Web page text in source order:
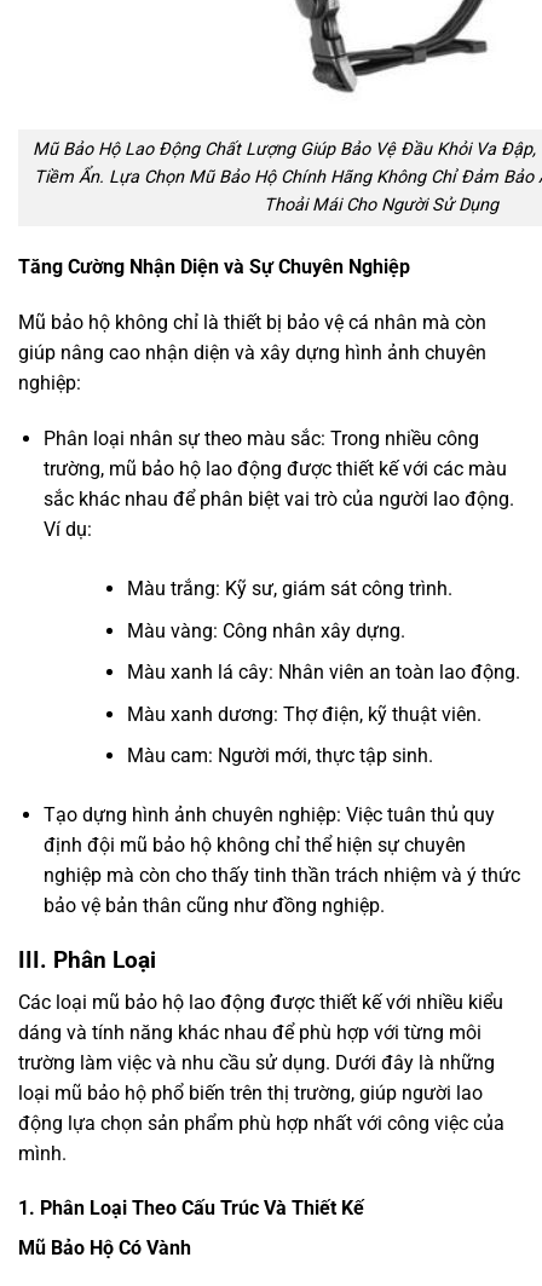
Mũ Bảo Hộ Lao Động Chất Lượng Giúp Bảo Vệ Đầu Khỏi Va Đập,
Tiềm Ẩn. Lựa Chọn Mũ Bảo Hộ Chính Hãng Không Chỉ Đảm Bảo
Thoải Mái Cho Người Sử Dụng
Tăng Cường Nhận Diện và Sự Chuyên Nghiệp
Mũ bảo hộ không chỉ là thiết bị bảo vệ cá nhân mà còn
giúp nâng cao nhận diện và xây dựng hình ảnh chuyên
nghiệp:
Phân loại nhân sự theo màu sắc: Trong nhiều công
trường, mũ bảo hộ lao động được thiết kế với các màu
sắc khác nhau để phân biệt vai trò của người lao động.
Ví dụ:
Màu trắng: Kỹ sư, giám sát công trình.
Màu vàng: Công nhân xây dựng.
Màu xanh lá cây: Nhân viên an toàn lao động.
Màu xanh dương: Thợ điện, kỹ thuật viên.
Màu cam: Người mới, thực tập sinh.
Tạo dựng hình ảnh chuyên nghiệp: Việc tuân thủ quy
định đội mũ bảo hộ không chỉ thể hiện sự chuyên
nghiệp mà còn cho thấy tinh thần trách nhiệm và ý thức
bảo vệ bản thân cũng như đồng nghiệp.
III. Phân Loại
Các loại mũ bảo hộ lao động được thiết kế với nhiều kiểu
dáng và tính năng khác nhau để phù hợp với từng môi
trường làm việc và nhu cầu sử dụng. Dưới đây là những
loại mũ bảo hộ phổ biến trên thị trường, giúp người lao
động lựa chọn sản phẩm phù hợp nhất với công việc của
mình.
1. Phân Loại Theo Cấu Trúc Và Thiết Kế
Mũ Bảo Hộ Có Vành